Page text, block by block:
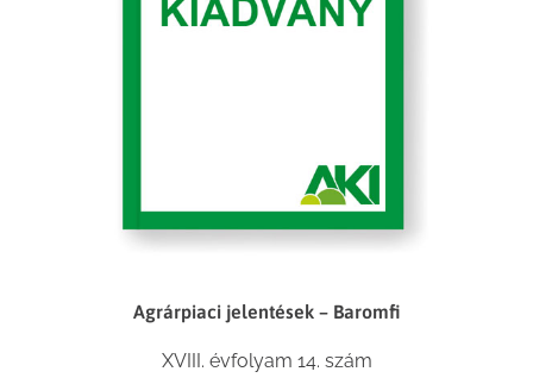
Agrárpiaci jelentések – Baromfi
XVIII. évfolyam 14. szám